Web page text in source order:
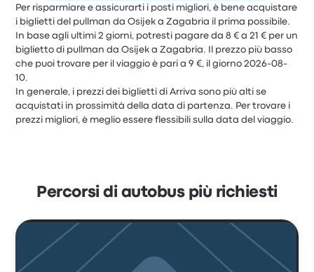
Per risparmiare e assicurarti i posti migliori, è bene acquistare
i biglietti del pullman da Osijek a Zagabria il prima possibile.
In base agli ultimi 2 giorni, potresti pagare da 8 € a 21 € per un
biglietto di pullman da Osijek a Zagabria. Il prezzo più basso
che puoi trovare per il viaggio è pari a 9 €, il giorno 2026-08-
10.
In generale, i prezzi dei biglietti di Arriva sono più alti se
acquistati in prossimità della data di partenza. Per trovare i
prezzi migliori, è meglio essere flessibili sulla data del viaggio.
Percorsi di autobus più richiesti